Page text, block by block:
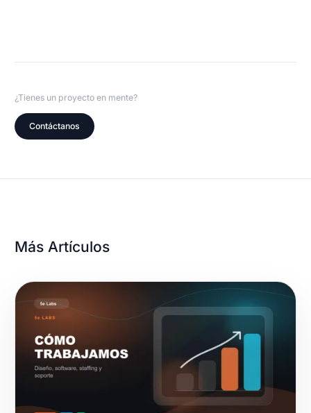
¿Tienes un proyecto en mente?
Contáctanos
Más Artículos